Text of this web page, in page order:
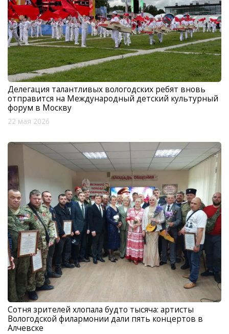
Делегация талантливых вологодских ребят вновь
отправится на Международный детский культурный
форум в Москву
22 мая 2026
Сотня зрителей хлопала будто тысяча: артисты
Вологодской филармонии дали пять концертов в
Алчевске